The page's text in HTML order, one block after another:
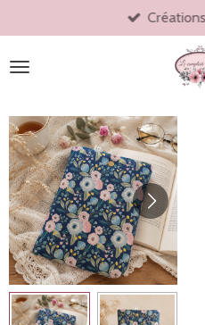
au
contenu